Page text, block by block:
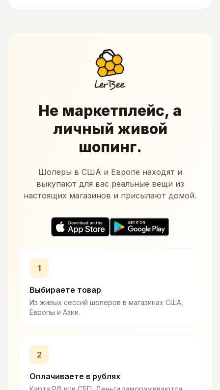
Не маркетплейс, а
личный живой
шопинг.
Шоперы в США и Европе находят и
выкупают для вас реальные вещи из
настоящих магазинов и присылают домой.
1
Выбираете товар
Из живых сессий шоперов в магазинах США,
Европы и Азии.
2
Оплачиваете в рублях